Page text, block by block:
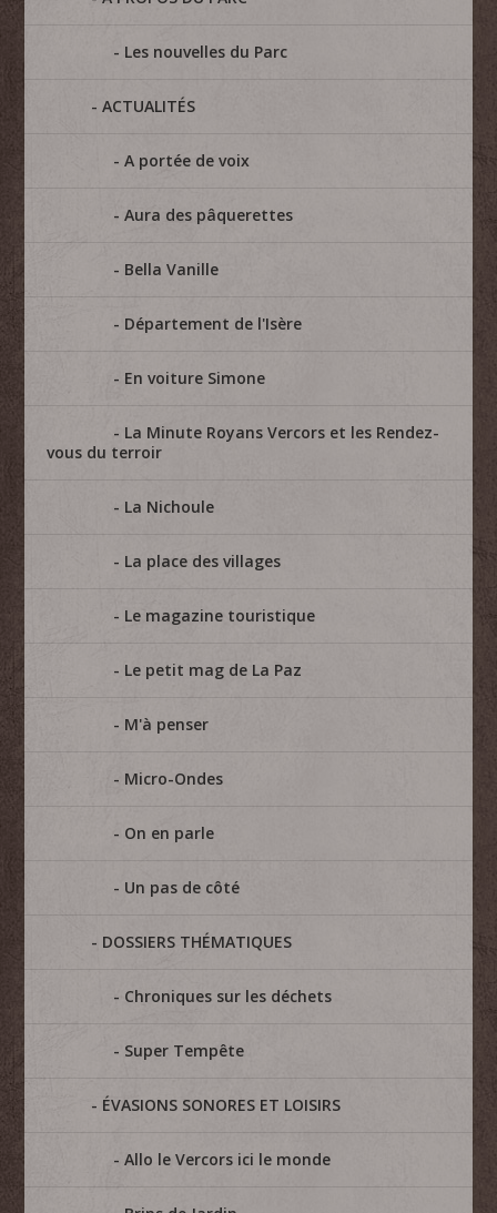
Les nouvelles du Parc
ACTUALITÉS
A portée de voix
Aura des pâquerettes
Bella Vanille
Département de l'Isère
En voiture Simone
La Minute Royans Vercors et les Rendez-
vous du terroir
La Nichoule
La place des villages
Le magazine touristique
Le petit mag de La Paz
M'à penser
Micro-Ondes
On en parle
Un pas de côté
DOSSIERS THÉMATIQUES
Chroniques sur les déchets
Super Tempête
ÉVASIONS SONORES ET LOISIRS
Allo le Vercors ici le monde